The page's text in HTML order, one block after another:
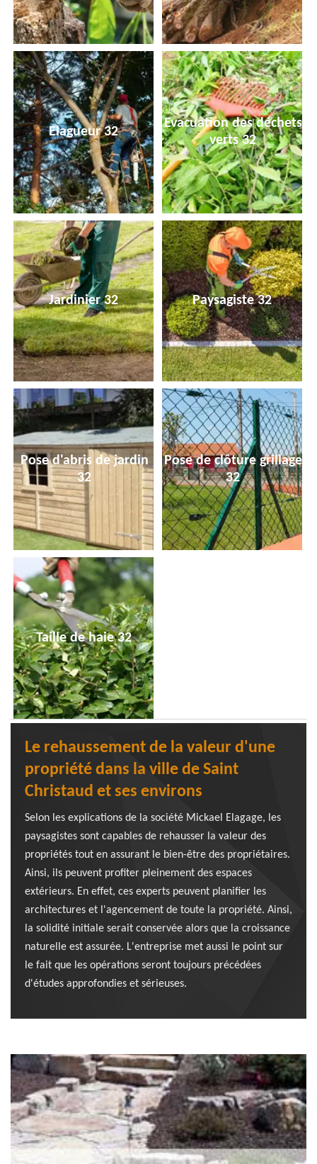
Elagueur 32
Evacuation des déchets
verts 32
Jardinier 32 Paysagiste 32
Pose d'abris de jardin
32
Pose de clôture grillage
32
Taille de haie 32
Le rehaussement de la valeur d'une
propriété dans la ville de Saint
Christaud et ses environs
Selon les explications de la société Mickael Elagage, les
paysagistes sont capables de rehausser la valeur des
propriétés tout en assurant le bien-être des propriétaires.
Ainsi, ils peuvent profiter pleinement des espaces
extérieurs. En effet, ces experts peuvent planifier les
architectures et l'agencement de toute la propriété. Ainsi,
la solidité initiale serait conservée alors que la croissance
naturelle est assurée. L'entreprise met aussi le point sur
le fait que les opérations seront toujours précédées
d'études approfondies et sérieuses.